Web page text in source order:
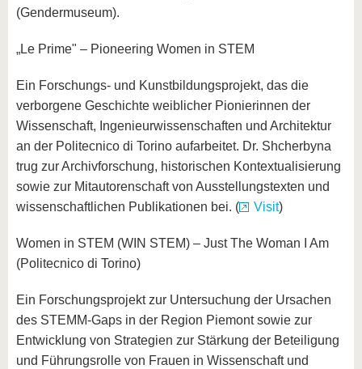
(Gendermuseum).
„Le Prime" – Pioneering Women in STEM
Ein Forschungs- und Kunstbildungsprojekt, das die
verborgene Geschichte weiblicher Pionierinnen der
Wissenschaft, Ingenieurwissenschaften und Architektur
an der Politecnico di Torino aufarbeitet. Dr. Shcherbyna
trug zur Archivforschung, historischen Kontextualisierung
sowie zur Mitautorenschaft von Ausstellungstexten und
wissenschaftlichen Publikationen bei. (
Visit)
Women in STEM (WIN STEM) – Just The Woman I Am
(Politecnico di Torino)
Ein Forschungsprojekt zur Untersuchung der Ursachen
des STEMM-Gaps in der Region Piemont sowie zur
Entwicklung von Strategien zur Stärkung der Beteiligung
und Führungsrolle von Frauen in Wissenschaft und